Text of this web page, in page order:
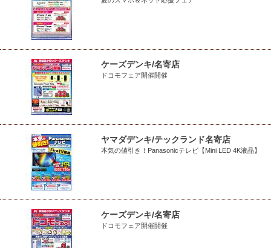
ケーズデンキ/名寄店
ドコモフェア開催開催
ヤマダデンキ/テックランド名寄店
本気の値引き！Panasonicテレビ【Mini LED 4K液晶】
ケーズデンキ/名寄店
ドコモフェア開催開催